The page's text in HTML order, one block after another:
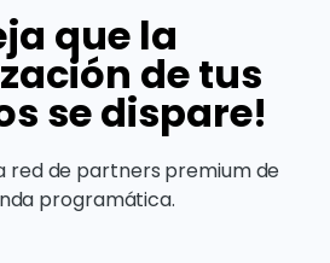
que la
de tus
se dispare!
red de partners premium de
programática.